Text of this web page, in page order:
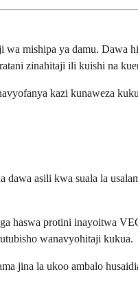
mishipa ya damu.
zinahitaji ili kuishi na
kazi kunaweza
asili kwa suala la
protini inayoitwa
wanavyohitaji kukua.
jina la ukoo ambalo